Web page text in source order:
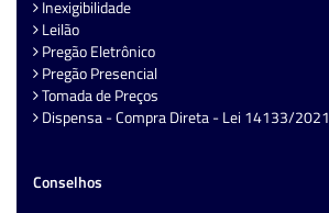
Inexigibilidade
Leilão
Pregão Eletrônico
Pregão Presencial
Tomada de Preços
Dispensa - Compra Direta - Lei 14133/2021
Conselhos